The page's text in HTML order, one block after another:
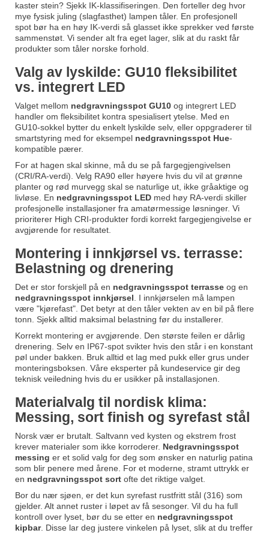
kaster stein? Sjekk IK-klassifiseringen. Den forteller deg hvor
mye fysisk juling (slagfasthet) lampen tåler. En profesjonell
spot bør ha en høy IK-verdi så glasset ikke sprekker ved første
sammenstøt. Vi sender alt fra eget lager, slik at du raskt får
produkter som tåler norske forhold.
Valg av lyskilde: GU10 fleksibilitet
vs. integrert LED
Valget mellom nedgravningsspot GU10 og integrert LED
handler om fleksibilitet kontra spesialisert ytelse. Med en
GU10-sokkel bytter du enkelt lyskilde selv, eller oppgraderer til
smartstyring med for eksempel nedgravningsspot Hue-
kompatible pærer.
For at hagen skal skinne, må du se på fargegjengivelsen
(CRI/RA-verdi). Velg RA90 eller høyere hvis du vil at grønne
planter og rød murvegg skal se naturlige ut, ikke gråaktige og
livløse. En nedgravningsspot LED med høy RA-verdi skiller
profesjonelle installasjoner fra amatørmessige løsninger. Vi
prioriterer High CRI-produkter fordi korrekt fargegjengivelse er
avgjørende for resultatet.
Montering i innkjørsel vs. terrasse:
Belastning og drenering
Det er stor forskjell på en nedgravningsspot terrasse og en
nedgravningsspot innkjørsel . I innkjørselen må lampen
være "kjørefast". Det betyr at den tåler vekten av en bil på flere
tonn. Sjekk alltid maksimal belastning før du installerer.
Korrekt montering er avgjørende. Den største feilen er dårlig
drenering. Selv en IP67-spot svikter hvis den står i en konstant
pøl under bakken. Bruk alltid et lag med pukk eller grus under
monteringsboksen. Våre eksperter på kundeservice gir deg
teknisk veiledning hvis du er usikker på installasjonen.
Materialvalg til nordisk klima:
Messing, sort finish og syrefast stål
Norsk vær er brutalt. Saltvann ved kysten og ekstrem frost
krever materialer som ikke korroderer. Nedgravningsspot
messing er et solid valg for deg som ønsker en naturlig patina
som blir penere med årene. For et moderne, stramt uttrykk er
en nedgravningsspot sort ofte det riktige valget.
Bor du nær sjøen, er det kun syrefast rustfritt stål (316) som
gjelder. Alt annet ruster i løpet av få sesonger. Vil du ha full
kontroll over lyset, bør du se etter en nedgravningsspot
kipbar. Disse lar deg justere vinkelen på lyset, slik at du treffer